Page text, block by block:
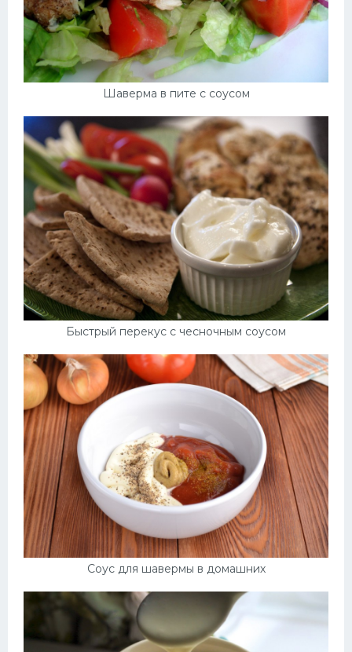
Шаверма в пите с соусом
Быстрый перекус с чесночным соусом
Соус для шавермы в домашних